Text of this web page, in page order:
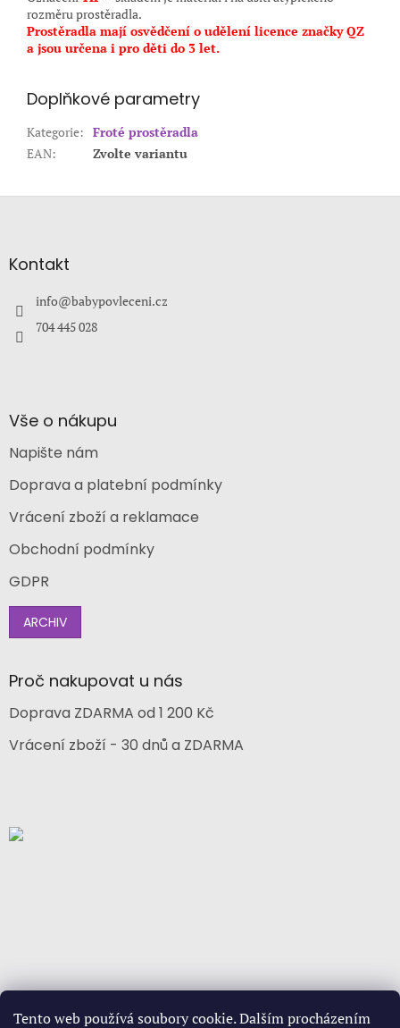
Tento web používá soubory cookie. Dalším procházením
rozměru prostěradla.
Prostěradla mají osvědčení o udělení licence značky QZ
a jsou určena i pro děti do 3 let.
Doplňkové parametry
Kategorie: Froté prostěradla
EAN: Zvolte variantu
aKontakt
info@babypovleceni.cz
704 445 028
Vše o nákupu
Napište nám
Doprava a platební podmínky
Vrácení zboží a reklamace
Obchodní podmínky
GDPR
ARCHIV
Proč nakupovat u nás
Doprava ZDARMA od 1 200 Kč
Vrácení zboží - 30 dnů a ZDARMA